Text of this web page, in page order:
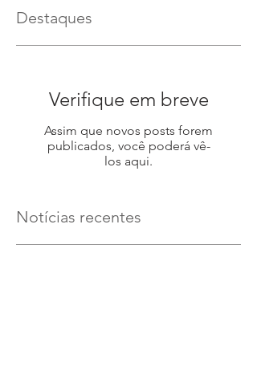
Destaques
Verifique em breve
Assim que novos posts forem
publicados, você poderá vê-
los aqui.
Notícias recentes